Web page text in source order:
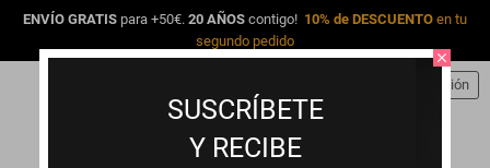
ENVÍO GRATIS para +50€. 20 AÑOS contigo! 10% de DESCUENTO en tu
segundo pedido
Iniciar sesión
close
SUSCRÍBETE
Y RECIBE